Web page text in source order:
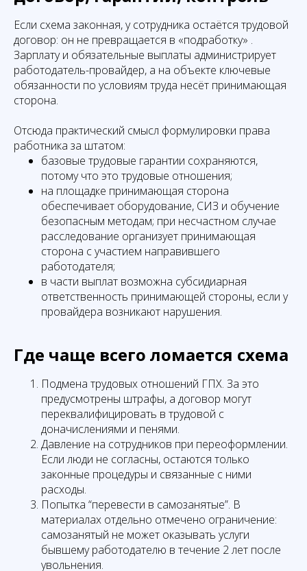
Если схема законная, у сотрудника остаётся трудовой
договор: он не превращается в «подработку» .
Зарплату и обязательные выплаты администрирует
работодатель-провайдер, а на объекте ключевые
обязанности по условиям труда несёт принимающая
сторона.
Отсюда практический смысл формулировки права
работника за штатом:
базовые трудовые гарантии сохраняются,
потому что это трудовые отношения;
на площадке принимающая сторона
обеспечивает оборудование, СИЗ и обучение
безопасным методам; при несчастном случае
расследование организует принимающая
сторона с участием направившего
работодателя;
в части выплат возможна субсидиарная
ответственность принимающей стороны, если у
провайдера возникают нарушения.
Где чаще всего ломается схема
Подмена трудовых отношений ГПХ. За это
предусмотрены штрафы, а договор могут
переквалифицировать в трудовой с
доначислениями и пенями.
Давление на сотрудников при переоформлении.
Если люди не согласны, остаются только
законные процедуры и связанные с ними
расходы.
Попытка “перевести в самозанятые”. В
материалах отдельно отмечено ограничение:
самозанятый не может оказывать услуги
бывшему работодателю в течение 2 лет после
увольнения.